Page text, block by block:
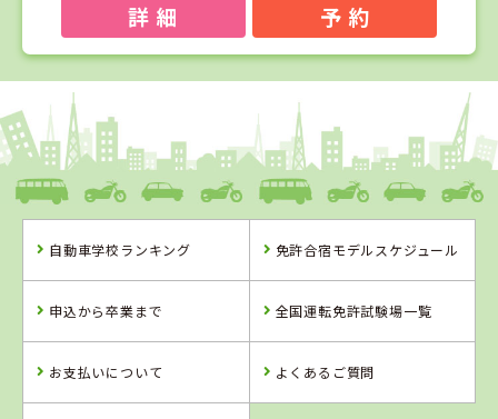
詳 細 予 約
1
島根県
浜乃木ドライビングスクール
詳 細 予 約
ングスクール
学校
自動車学校ランキング 免許合宿モデルスケジュール
申込から卒業まで 全国運転免許試験場一覧
お支払いについて よくあるご質問